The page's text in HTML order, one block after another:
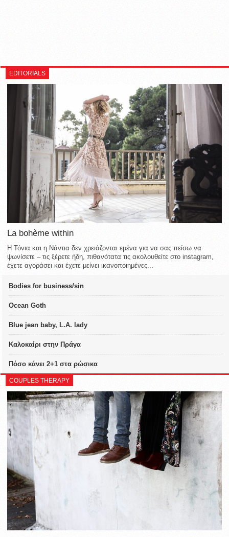
EDITORIALS
La bohème within
Η Τόνια και η Νάντια δεν χρειάζονται εμένα για να σας πείσω να
ψωνίσετε – τις ξέρετε ήδη, πιθανότατα τις ακολουθείτε στο instagram,
έχετε αγοράσει και έχετε μείνει ικανοποιημένες...
Bodies for business/sin
Ocean Goth
Blue jean baby, L.A. lady
Καλοκαίρι στην Πράγα
Πόσο κάνει 2+1 στα ρώσικα
COUPLES THERAPY